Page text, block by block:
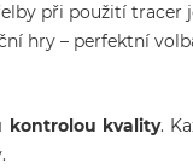
při použití tracer
hry – perfektní
kontrolou kvality.